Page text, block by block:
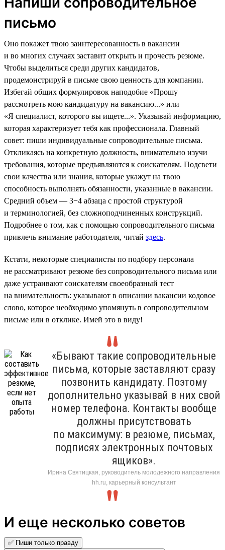
письмо
Оно покажет твою заинтересованность в вакансии
и во многих случаях заставит открыть и прочесть резюме.
Чтобы выделиться среди других кандидатов,
продемонстрируй в письме свою ценность для компании.
Избегай общих формулировок наподобие «Прошу
рассмотреть мою кандидатуру на вакансию...» или
«Я специалист, которого вы ищете...». Указывай информацию,
которая характеризует тебя как профессионала. Главный
совет: пиши индивидуальные сопроводительные письма.
Откликаясь на конкретную должность, внимательно изучи
требования, которые предъявляются к соискателям. Подсвети
свои качества или знания, которые укажут на твою
способность выполнять обязанности, указанные в вакансии.
Средний объем — 3−4 абзаца с простой структурой
и терминологией, без сложноподчиненных конструкций.
Подробнее о том, как с помощью сопроводительного письма
привлечь внимание работодателя, читай здесь.
Кстати, некоторые специалисты по подбору персонала
не рассматривают резюме без сопроводительного письма или
даже устраивают соискателям своеобразный тест
на внимательность: указывают в описании вакансии кодовое
слово, которое необходимо упомянуть в сопроводительном
письме или в отклике. Имей это в виду!
«Бывают такие сопроводительные
письма, которые заставляют сразу
позвонить кандидату. Поэтому
дополнительно указывай в них свой
номер телефона. Контакты вообще
должны присутствовать
по максимуму: в резюме, письмах,
подписях электронных почтовых
ящиков».
Ирина Святицкая, руководитель молодежного направления
hh.ru, карьерный консультант
И еще несколько советов
✅ Пиши только правду